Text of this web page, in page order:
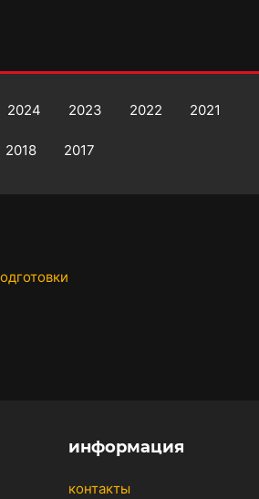
2024 2023 2022 2021
2018 2017
информация
контакты